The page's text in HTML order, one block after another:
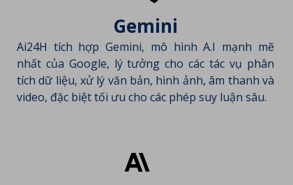
Gemini
Ai24H tích hợp Gemini, mô hình A.I mạnh mẽ
nhất của Google, lý tưởng cho các tác vụ phân
tích dữ liệu, xử lý văn bản, hình ảnh, âm thanh và
video, đặc biệt tối ưu cho các phép suy luận sâu.